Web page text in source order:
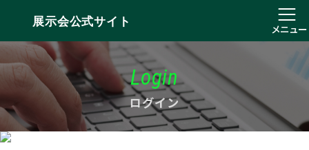
展示会公式サイト
メニュー
Login
ログイン